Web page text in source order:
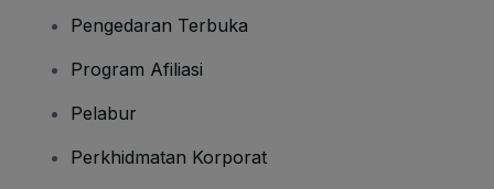
Pengedaran Terbuka
Program Afiliasi
Pelabur
Perkhidmatan Korporat